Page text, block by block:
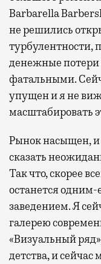
Barbarella
не решились
турбулентности,
денежные потери
фатальными.
упущен и я не
масштабировать
Рынок насыщен, и
сказать
Так что, скорее
останется
заведением. Я
галерею
«Визуальный
детства, и сейчас